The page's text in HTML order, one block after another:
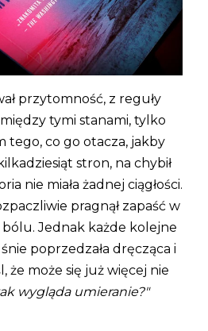
przytomność, z reguły
tymi stanami, tylko
tego, co go otacza, jakby
stron, na chybił
nie miała żadnej ciągłości.
pragnął zapaść w
bólu. Jednak każde kolejne
poprzedzała dręcząca i
że może się już więcej nie
wygląda umieranie?"